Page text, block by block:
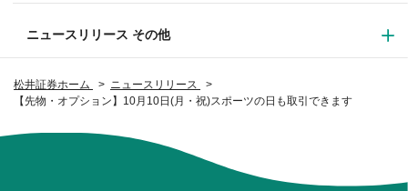
松井証券ホーム
ニュースリリース
【先物・オプション】10月10日(月・祝)スポーツの日も取引できます
ニュースリリース その他